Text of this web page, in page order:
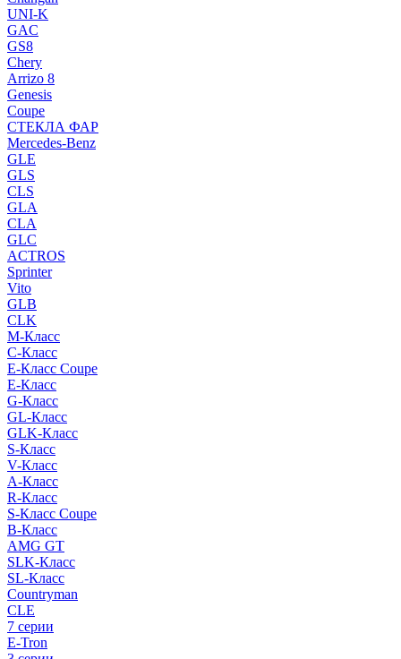
UNI-K
GAC
GS8
Chery
Arrizo 8
Genesis
Coupe
СТЕКЛА ФАР
Mercedes-Benz
GLE
GLS
CLS
GLA
CLA
GLC
ACTROS
Sprinter
Vito
GLB
CLK
M-Класс
C-Класс
E-Класс Coupe
E-Класс
G-Класс
GL-Класс
GLK-Класс
S-Класс
V-Класс
A-Класс
R-Класс
S-Класс Сoupe
B-Класс
AMG GT
SLK-Класс
SL-Класс
Countryman
CLE
7 серии
E-Tron